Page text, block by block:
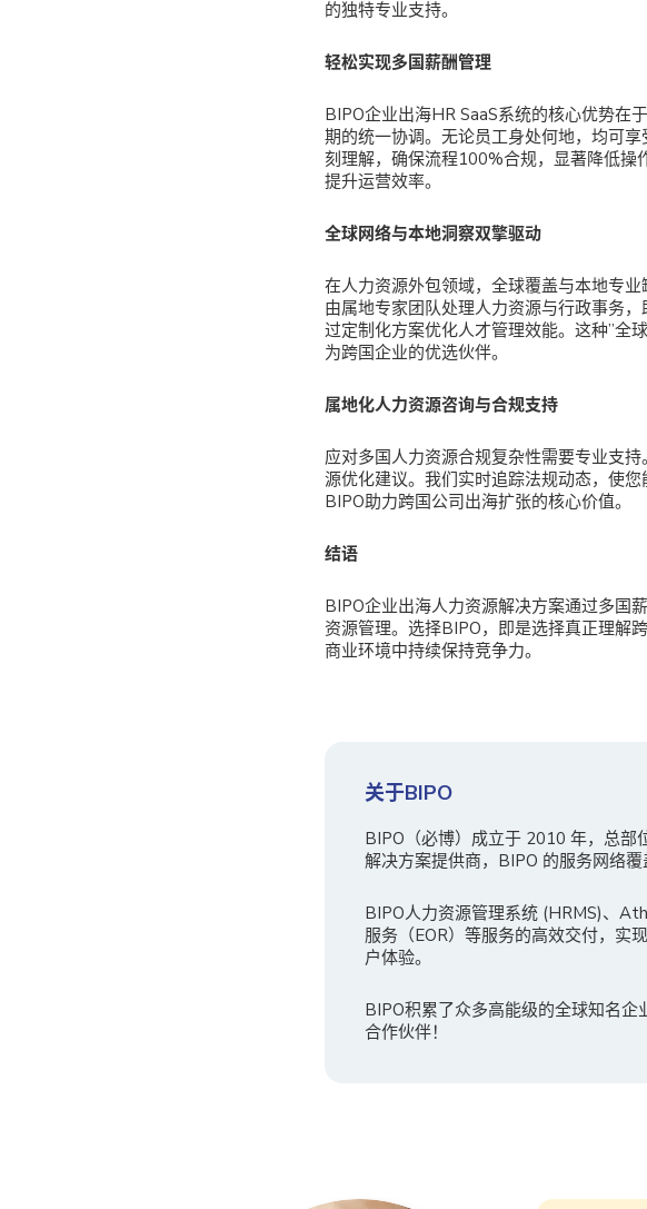
的独特专业支持。
轻松实现多国薪酬管理
BIPO企业出海HR SaaS系统的核心优势在
期的统一协调。无论员工身处何地，均可
刻理解，确保流程100%合规，显著降低操
提升运营效率。
全球网络与本地洞察双擎驱动
在人力资源外包领域，全球覆盖与本地专业
由属地专家团队处理人力资源与行政事务
过定制化方案优化人才管理效能。这种”全
为跨国企业的优选伙伴。
属地化人力资源咨询与合规支持
应对多国人力资源合规复杂性需要专业支持。
源优化建议。我们实时追踪法规动态，使
BIPO助力跨国公司出海扩张的核心价值。
结语
BIPO企业出海人力资源解决方案通过多国
资源管理。选择BIPO，即是选择真正理解
商业环境中持续保持竞争力。
关于BIPO
BIPO（必博）成立于 2010 年，总部
解决方案提供商，BIPO 的服务网络
BIPO人力资源管理系统 (HRMS)、
服务（EOR）等服务的高效交付，实
户体验。
BIPO积累了众多高能级的全球知名
合作伙伴！